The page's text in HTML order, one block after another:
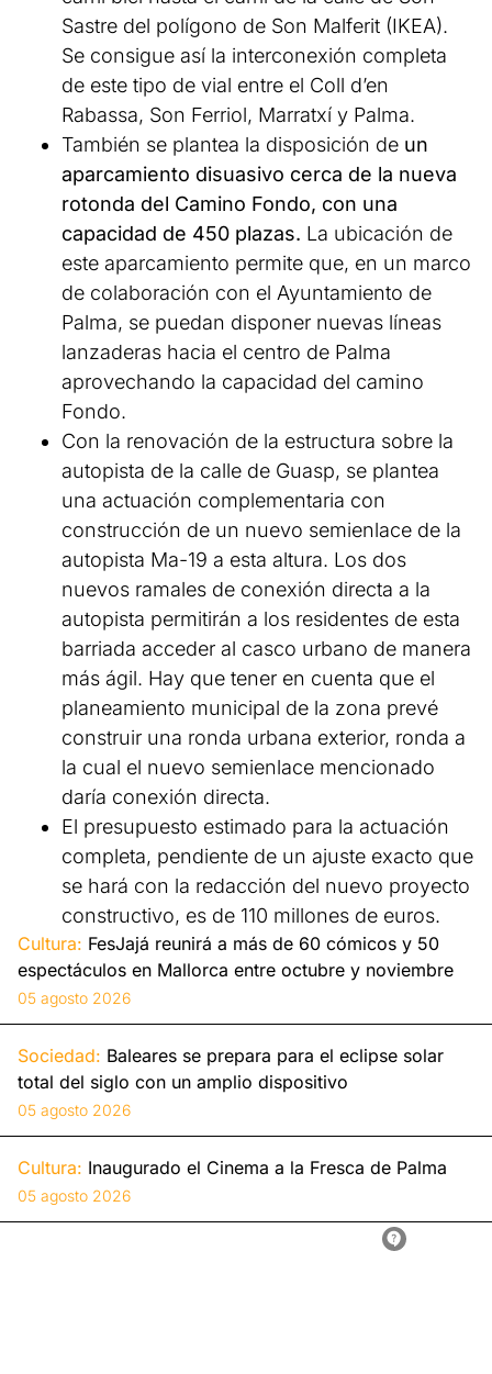
Sastre del polígono de Son Malferit (IKEA).
Se consigue así la interconexión completa
de este tipo de vial entre el Coll d’en
Rabassa, Son Ferriol, Marratxí y Palma.
También se plantea la disposición de un
aparcamiento disuasivo cerca de la nueva
rotonda del Camino Fondo, con una
capacidad de 450 plazas. La ubicación de
este aparcamiento permite que, en un marco
de colaboración con el Ayuntamiento de
Palma, se puedan disponer nuevas líneas
lanzaderas hacia el centro de Palma
aprovechando la capacidad del camino
Fondo.
Con la renovación de la estructura sobre la
autopista de la calle de Guasp, se plantea
una actuación complementaria con
construcción de un nuevo semienlace de la
autopista Ma-19 a esta altura. Los dos
nuevos ramales de conexión directa a la
autopista permitirán a los residentes de esta
barriada acceder al casco urbano de manera
más ágil. Hay que tener en cuenta que el
planeamiento municipal de la zona prevé
construir una ronda urbana exterior, ronda a
la cual el nuevo semienlace mencionado
daría conexión directa.
El presupuesto estimado para la actuación
completa, pendiente de un ajuste exacto que
se hará con la redacción del nuevo proyecto
constructivo, es de 110 millones de euros.
Cultura: FesJajá reunirá a más de 60 cómicos y 50
espectáculos en Mallorca entre octubre y noviembre
05 agosto 2026
Sociedad: Baleares se prepara para el eclipse solar
total del siglo con un amplio dispositivo
05 agosto 2026
Cultura: Inaugurado el Cinema a la Fresca de Palma
05 agosto 2026